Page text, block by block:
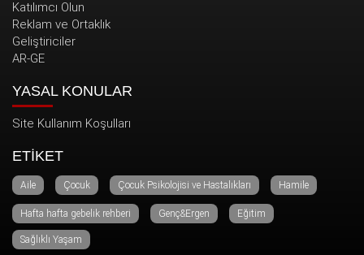
Katılımcı Olun
Reklam ve Ortaklık
Geliştiriciler
AR-GE
YASAL KONULAR
Site Kullanım Koşulları
ETİKET
Aile Çocuk Çocuk Psikolojisi ve Hastalıkları Hamile
Hafta hafta gebelik rehberi Genç&Ergen Eğitim
Sağlıklı Yaşam